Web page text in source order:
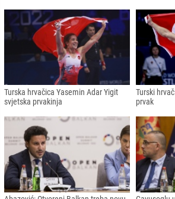
Turska hrvačica Yasemin Adar Yigit
svjetska prvakinja
Turski
prvak